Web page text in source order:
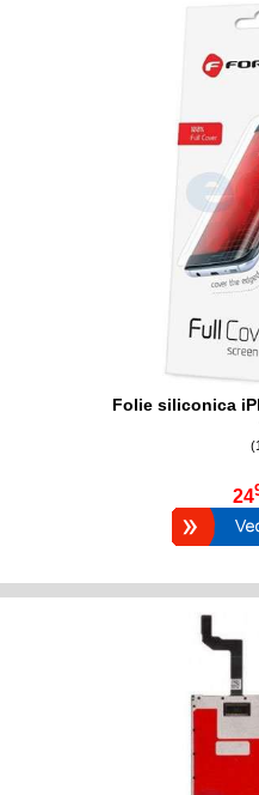
Folie siliconica
24